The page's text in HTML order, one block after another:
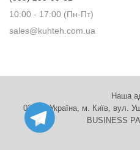
10:00 - 17:00 (Пн-Пт)
sales@kuhteh.com.ua
Наша
03151, Україна, м. Київ, вул.
BUSINESS